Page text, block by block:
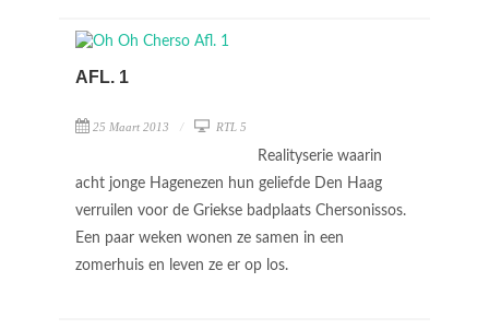
AFL. 1
25 Maart 2013 RTL 5
Realityserie waarin
acht jonge Hagenezen hun geliefde Den Haag
verruilen voor de Griekse badplaats Chersonissos.
Een paar weken wonen ze samen in een
zomerhuis en leven ze er op los.